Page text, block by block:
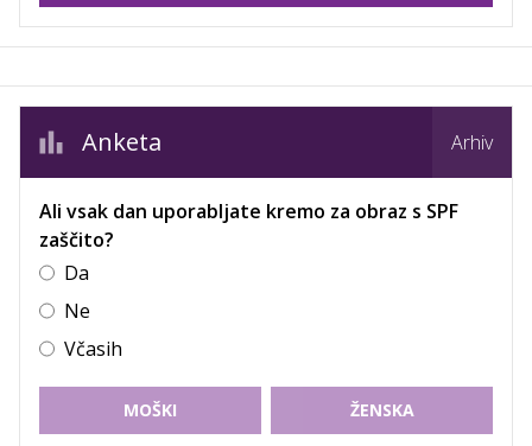
Anketa Arhiv
Ali vsak dan uporabljate kremo za obraz s SPF
zaščito?
Da
Ne
Včasih
MOŠKI ŽENSKA